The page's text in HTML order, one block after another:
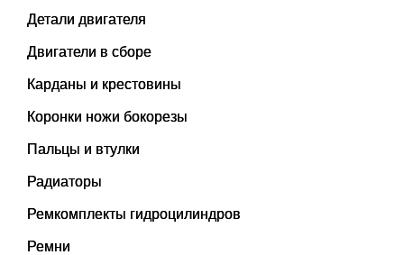
Детали двигателя
Двигатели в сборе
Карданы и крестовины
Коронки ножи бокорезы
Пальцы и втулки
Радиаторы
Ремкомплекты гидроцилиндров
Ремни